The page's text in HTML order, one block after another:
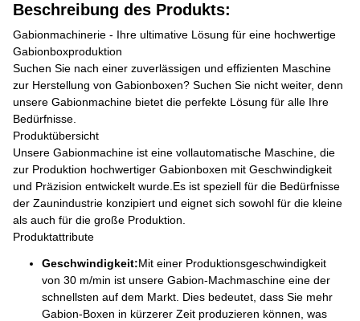
Beschreibung des Produkts:
Gabionmachinerie - Ihre ultimative Lösung für eine hochwertige
Gabionboxproduktion
Suchen Sie nach einer zuverlässigen und effizienten Maschine
zur Herstellung von Gabionboxen? Suchen Sie nicht weiter, denn
unsere Gabionmachine bietet die perfekte Lösung für alle Ihre
Bedürfnisse.
Produktübersicht
Unsere Gabionmachine ist eine vollautomatische Maschine, die
zur Produktion hochwertiger Gabionboxen mit Geschwindigkeit
und Präzision entwickelt wurde.Es ist speziell für die Bedürfnisse
der Zaunindustrie konzipiert und eignet sich sowohl für die kleine
als auch für die große Produktion.
Produktattribute
Geschwindigkeit:Mit einer Produktionsgeschwindigkeit
von 30 m/min ist unsere Gabion-Machmaschine eine der
schnellsten auf dem Markt. Dies bedeutet, dass Sie mehr
Gabion-Boxen in kürzerer Zeit produzieren können, was